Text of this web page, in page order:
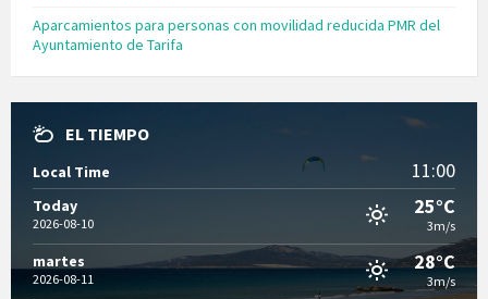
Aparcamientos para personas con movilidad reducida PMR del
Ayuntamiento de Tarifa
EL TIEMPO
Local Time 11:00
Today
2026-08-10
25°C
3m/s
martes
2026-08-11
28°C
3m/s